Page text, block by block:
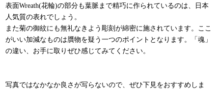
表面Wreath(花輪)の部分も葉脈まで精巧に作られているのは、日本
人気質の表れでしょう。
また菊の御紋にも無礼なきよう彫刻が綿密に施されています。ここ
がいい加減なものは贋物を疑う一つのポイントとなります。「魂」
の違い、お手に取りぜひ感じてみてください。
写真ではなかなか良さが写らないので、ぜひ下見をおすすめしま